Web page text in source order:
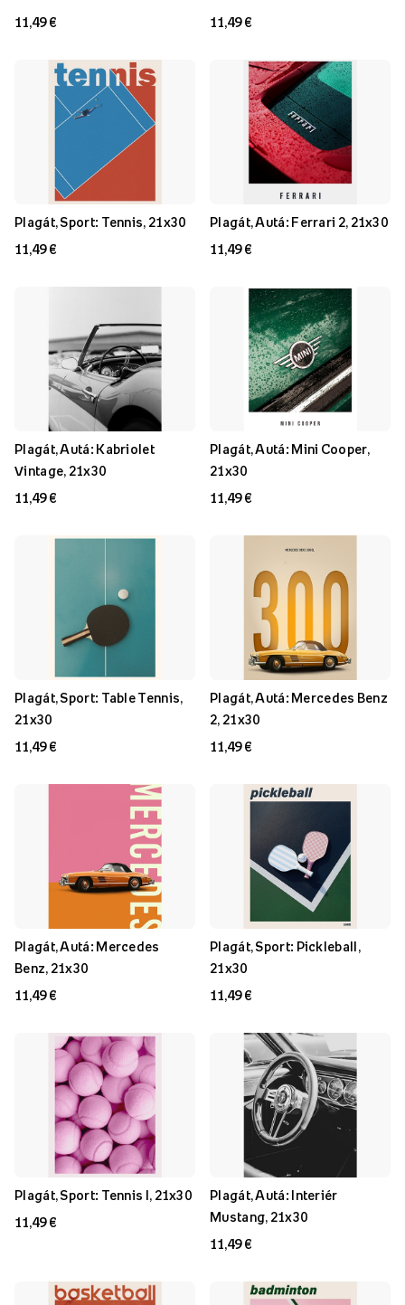
11,49 € 11,49 €
Plagát, Sport: Tennis, 21x30
11,49 €
Plagát, Autá: Ferrari 2, 21x30
11,49 €
Plagát, Autá: Kabriolet
Vintage, 21x30
11,49 €
Plagát, Autá: Mini Cooper,
21x30
11,49 €
Plagát, Sport: Table Tennis,
21x30
11,49 €
Plagát, Autá: Mercedes Benz
2, 21x30
11,49 €
Plagát, Autá: Mercedes
Benz, 21x30
11,49 €
Plagát, Sport: Pickleball,
21x30
11,49 €
Plagát, Sport: Tennis I, 21x30
11,49 €
Plagát, Autá: Interiér
Mustang, 21x30
11,49 €